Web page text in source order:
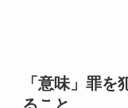
「意味」罪